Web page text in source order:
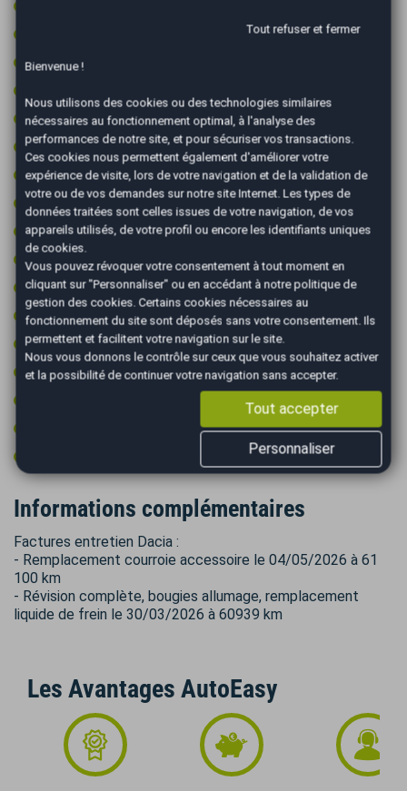
GPS couleur
Jantes 17 pouces
Jantes aluminium
Limiteur de vitesse
Ordinateur de bord
Peinture integrale
Prise 12v
Prise audio USB
Radar arrière de détection d'obstacles
Rétroviseurs électriques
Start & Stop
Informations complémentaires
Factures entretien Dacia :
- Remplacement courroie accessoire le 04/05/2026 à 61
100 km
- Révision complète, bougies allumage, remplacement
liquide de frein le 30/03/2026 à 60939 km
Les Avantages AutoEasy
Tout refuser et fermer
Bienvenue !
Nous utilisons des cookies ou des technologies similaires
nécessaires au fonctionnement optimal, à l'analyse des
performances de notre site, et pour sécuriser vos transactions.
Ces cookies nous permettent également d'améliorer votre
expérience de visite, lors de votre navigation et de la validation de
votre ou de vos demandes sur notre site Internet. Les types de
données traitées sont celles issues de votre navigation, de vos
appareils utilisés, de votre profil ou encore les identifiants uniques
de cookies.
Vous pouvez révoquer votre consentement à tout moment en
cliquant sur "Personnaliser" ou en accédant à notre politique de
gestion des cookies. Certains cookies nécessaires au
fonctionnement du site sont déposés sans votre consentement. Ils
permettent et facilitent votre navigation sur le site.
Nous vous donnons le contrôle sur ceux que vous souhaitez activer
et la possibilité de continuer votre navigation sans accepter.
Tout accepter
Personnaliser